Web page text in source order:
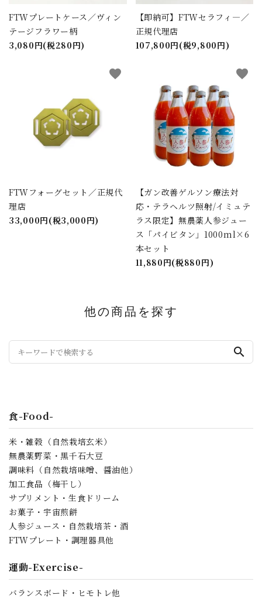
FTWプレートケース／ヴィン
テージフラワー柄
3,080円(税280円)
【即納可】FTWセラフィ―／
正規代理店
107,800円(税9,800円)
FTWフォーグセット／正規代
理店
33,000円(税3,000円)
favorite
【ガン改善ゲルソン療法対
応・テラヘルツ照射/イミュテ
ラス限定】無農薬人参ジュー
ス「パイビタン」1000ml×6
本セット
11,880円(税880円)
favorite
他の商品を探す
search
食-Food-
米・雑穀（自然栽培玄米）
無農薬野菜・黒千石大豆
調味料（自然栽培味噌、醤油他）
加工食品（梅干し）
サプリメント・生食ドリーム
お菓子・宇宙煎餅
人参ジュース・自然栽培茶・酒
FTWプレート・調理器具他
運動-Exercise-
バランスボード・ヒモトレ他